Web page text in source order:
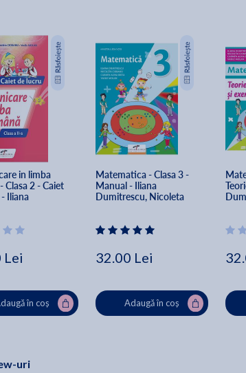
in limba
Clasa 2 - Caiet
Iliana
Lei
în coș
Matematica - Clasa 3 -
Manual - Iliana
Dumitrescu, Nicoleta
32.00 Lei
Adaugă în coș
uri